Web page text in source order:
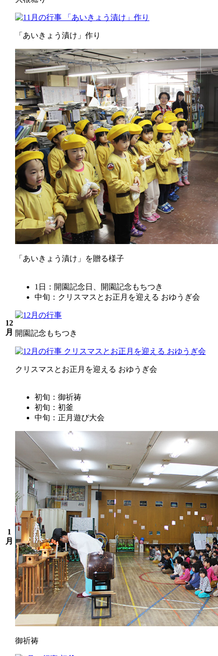
「あいきょう漬け」作り
「あいきょう漬け」を贈る様子
12
月
1日：開園記念日、開園記念もちつき
中旬：クリスマスとお正月を迎える おゆうぎ会
開園記念もちつき
クリスマスとお正月を迎える おゆうぎ会
1
月
初旬：御祈祷
初旬：初釜
中旬：正月遊び大会
御祈祷